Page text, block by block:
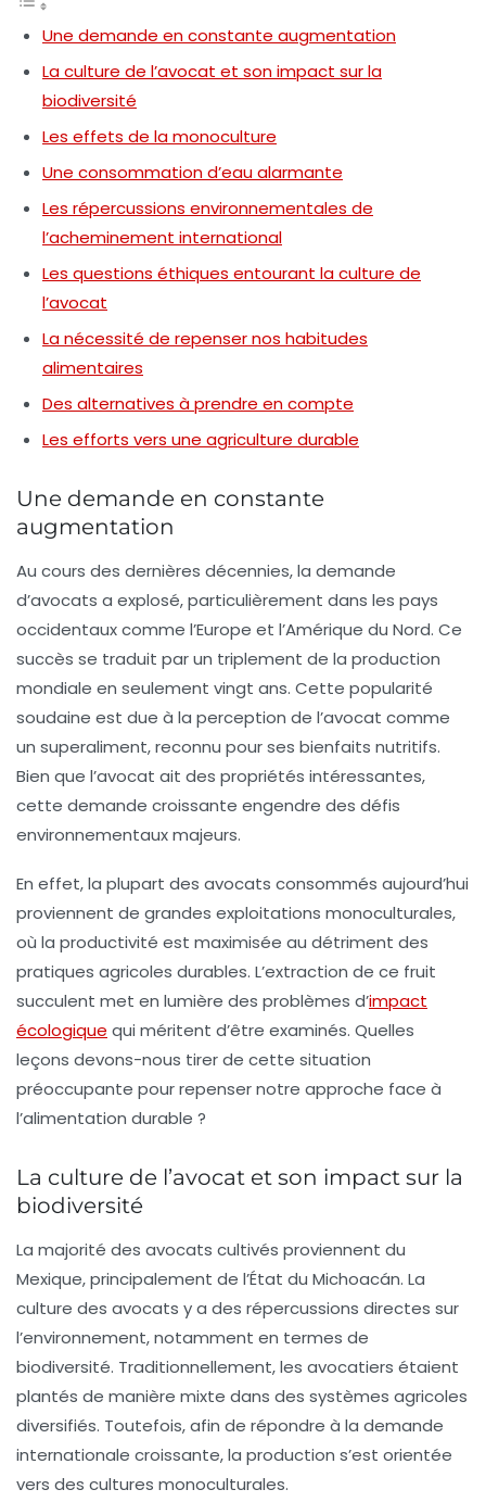
Une demande en constante augmentation
La culture de l’avocat et son impact sur la
biodiversité
Les effets de la monoculture
Une consommation d’eau alarmante
Les répercussions environnementales de
l’acheminement international
Les questions éthiques entourant la culture de
l’avocat
La nécessité de repenser nos habitudes
alimentaires
Des alternatives à prendre en compte
Les efforts vers une agriculture durable
Une demande en constante
augmentation
Au cours des dernières décennies, la demande
d’avocats a explosé, particulièrement dans les pays
occidentaux comme l’Europe et l’Amérique du Nord. Ce
succès se traduit par un triplement de la production
mondiale en seulement vingt ans. Cette popularité
soudaine est due à la perception de l’avocat comme
un superaliment, reconnu pour ses bienfaits nutritifs.
Bien que l’avocat ait des propriétés intéressantes,
cette demande croissante engendre des défis
environnementaux majeurs.
En effet, la plupart des avocats consommés aujourd’hui
proviennent de grandes exploitations monoculturales,
où la productivité est maximisée au détriment des
pratiques agricoles durables. L’extraction de ce fruit
succulent met en lumière des problèmes d’impact
écologique qui méritent d’être examinés. Quelles
leçons devons-nous tirer de cette situation
préoccupante pour repenser notre approche face à
l’alimentation durable ?
La culture de l’avocat et son impact sur la
biodiversité
La majorité des avocats cultivés proviennent du
Mexique, principalement de l’État du Michoacán. La
culture des avocats y a des répercussions directes sur
l’environnement, notamment en termes de
biodiversité. Traditionnellement, les avocatiers étaient
plantés de manière mixte dans des systèmes agricoles
diversifiés. Toutefois, afin de répondre à la demande
internationale croissante, la production s’est orientée
vers des cultures monoculturales.